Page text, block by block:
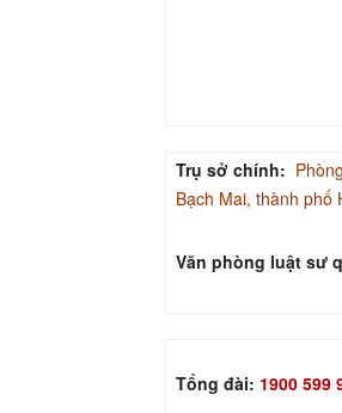
Trụ sở chính:
Bạch Mai, thành phố
Văn phòng luật sư
Tổng đài: 1900 599